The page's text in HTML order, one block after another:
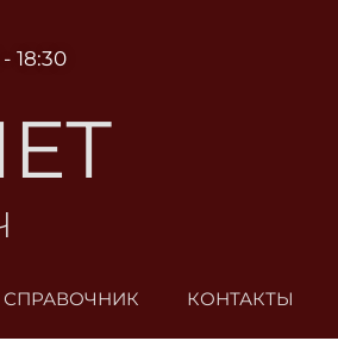
18:30
СПРАВОЧНИК КОНТАКТЫ